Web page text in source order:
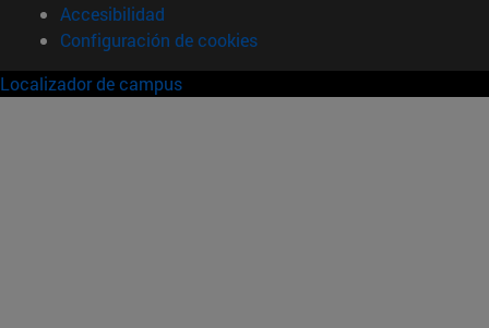
Accesibilidad
Configuración de cookies
Localizador de campus